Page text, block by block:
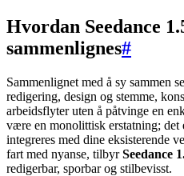
Hvordan Seedance
sammenlignes#
Sammenlignet med å sy sammen
redigering, design og stemme,
arbeidsflyter uten å påtvinge en
være en monolittisk erstatning; det
integreres med dine eksisterende
fart med nyanse, tilbyrSeedance
redigerbar, sporbar og stilbevisst.